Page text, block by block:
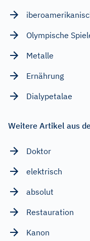
Olympische
Metalle
Ernährung
Dialypetalae
Weitere Artikel aus
Doktor
elektrisch
absolut
Restauration
Kanon